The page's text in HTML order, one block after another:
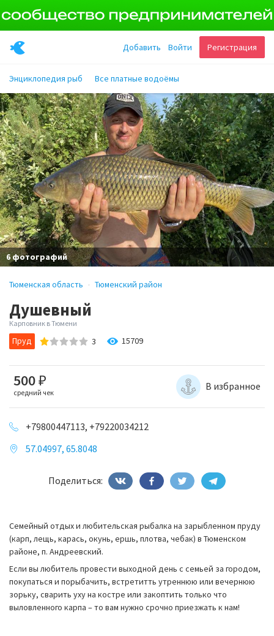
Регистрация
Войти
Добавить
Энциклопедия рыб Все платные водоёмы
6 фотографий
Тюменская область Тюменский район
Душевный
Карповник в Тюмени
Пруд 3 15709
500₽
средний чек
В избранное
+79800447113, +79220034212
57.04997, 65.8048
Поделиться:
Семейный отдых и любительская рыбалка на зарыбленном пруду
(карп, лещь, карась, окунь, ершь, плотва, чебак) в Тюменском
районе, п. Андреевский.
Если вы любитель провести выходной день с семьей за городом,
покупаться и порыбачить, встретитть утреннюю или вечернюю
зорьку, сварить уху на костре или закоптить только что
выловленного карпа – то вам нужно срочно приезжать к нам!